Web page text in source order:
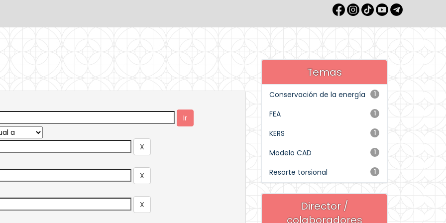
Temas
1
Conservación de la energía
1
FEA
1
KERS
1
Modelo CAD
1
Resorte torsional
Director /
colaboradores